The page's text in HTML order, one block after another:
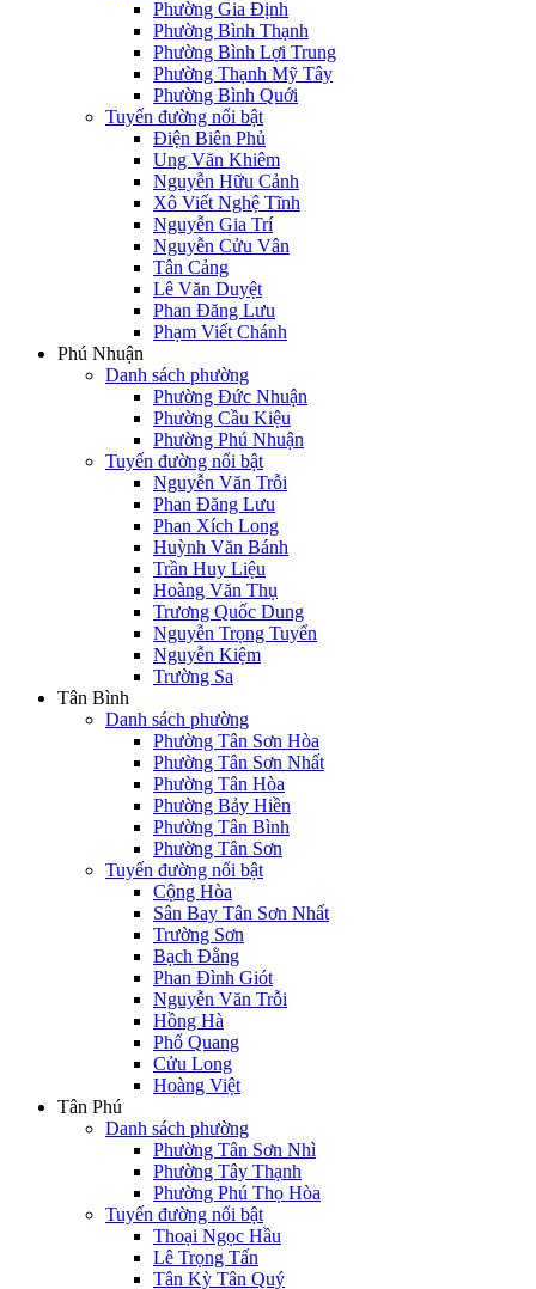
Phường Gia Định
Phường Bình Thạnh
Phường Bình Lợi Trung
Phường Thạnh Mỹ Tây
Phường Bình Quới
Tuyến đường nổi bật
Điện Biên Phủ
Ung Văn Khiêm
Nguyễn Hữu Cảnh
Xô Viết Nghệ Tĩnh
Nguyễn Gia Trí
Nguyễn Cửu Vân
Tân Cảng
Lê Văn Duyệt
Phan Đăng Lưu
Phạm Viết Chánh
Phú Nhuận
Danh sách phường
Phường Đức Nhuận
Phường Cầu Kiệu
Phường Phú Nhuận
Tuyến đường nổi bật
Nguyễn Văn Trỗi
Phan Đăng Lưu
Phan Xích Long
Huỳnh Văn Bánh
Trần Huy Liệu
Hoàng Văn Thụ
Trương Quốc Dung
Nguyễn Trọng Tuyển
Nguyễn Kiệm
Trường Sa
Tân Bình
Danh sách phường
Phường Tân Sơn Hòa
Phường Tân Sơn Nhất
Phường Tân Hòa
Phường Bảy Hiền
Phường Tân Bình
Phường Tân Sơn
Tuyến đường nổi bật
Cộng Hòa
Sân Bay Tân Sơn Nhất
Trường Sơn
Bạch Đằng
Phan Đình Giót
Nguyễn Văn Trỗi
Hồng Hà
Phổ Quang
Cửu Long
Hoàng Việt
Tân Phú
Danh sách phường
Phường Tân Sơn Nhì
Phường Tây Thạnh
Phường Phú Thọ Hòa
Tuyến đường nổi bật
Thoại Ngọc Hầu
Lê Trọng Tấn
Tân Kỳ Tân Quý